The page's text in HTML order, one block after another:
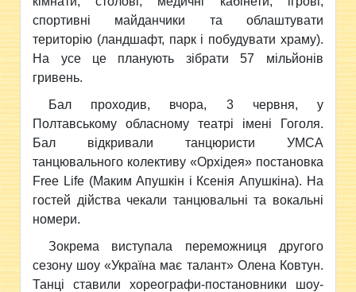
спортивні майданчики та облаштувати
територію (ландшафт, парк і побудувати храму).
На усе це планують зібрати 57 мільйонів
гривень.
Бал проходив, вчора, 3 червня, у
Полтавському обласному театрі імені Гоголя.
Бал відкривали танцюристи УМСА
танцювального колективу «Орхідея» постановка
Free Life (Маким Апушкін і Ксенія Апушкіна). На
гостей дійства чекали танцювальні та вокальні
номери.
Зокрема виступала переможниця другого
сезону шоу «Україна має талант» Олена Ковтун.
Танці ставили хореографи-постановники шоу-